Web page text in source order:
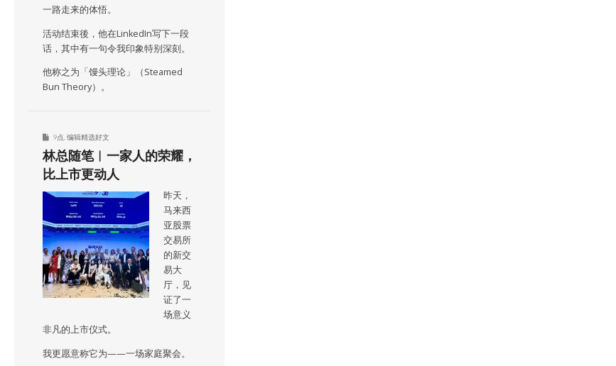
一路走来的体悟。
活动结束後，他在LinkedIn写下一段
话，其中有一句令我印象特别深刻。
他称之为「馒头理论」（Steamed
Bun Theory）。
9点 编辑精选好文
林总随笔︱一家人的荣耀，
比上市更动人
昨天，
马来西
亚股票
交易所
的新交
易大
厅，见
证了一
场意义
非凡的上市仪式。
我更愿意称它为——一场家庭聚会。